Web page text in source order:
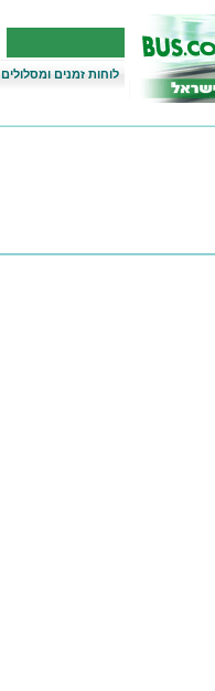
לוחות זמנים ומסלולים